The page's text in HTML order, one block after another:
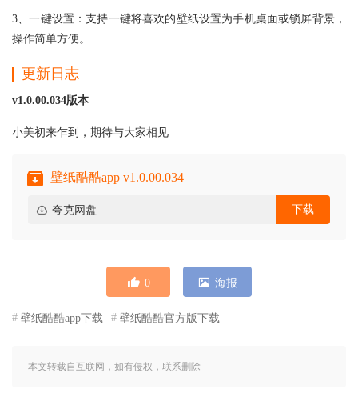
3、一键设置：支持一键将喜欢的壁纸设置为手机桌面或锁屏背景，
操作简单方便。
更新日志
v1.0.00.034版本
小美初来乍到，期待与大家相见
壁纸酷酷app v1.0.00.034
夸克网盘 下载
0 海报
壁纸酷酷app下载 壁纸酷酷官方版下载
本文转载自互联网，如有侵权，联系删除